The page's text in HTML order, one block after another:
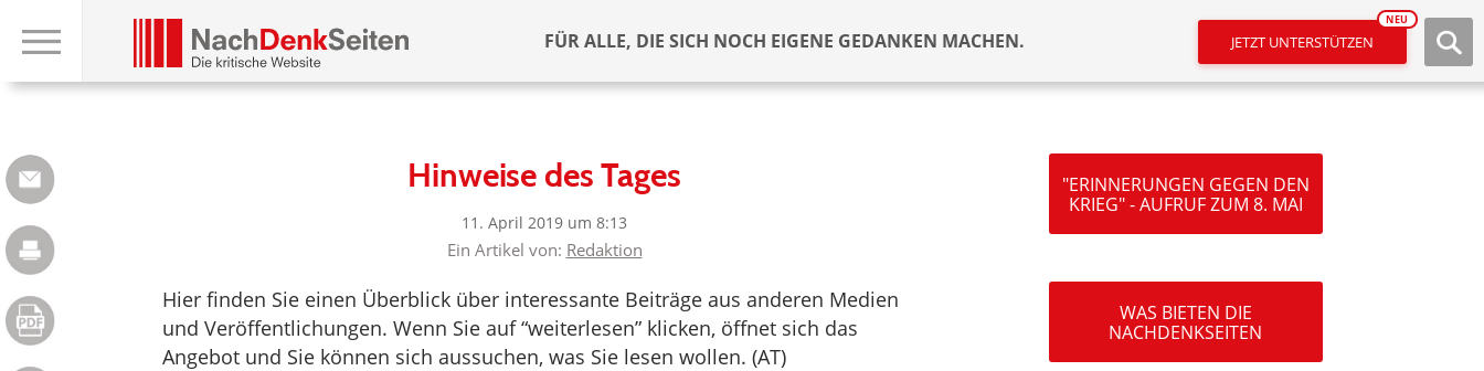
FÜR ALLE, DIE SICH NOCH EIGENE GEDANKEN MACHEN. JETZT UNTERSTÜTZEN
NEU
Hinweise des Tages
11. April 2019 um 8:13
Ein Artikel von: Redaktion
Hier finden Sie einen Überblick über interessante Beiträge aus anderen Medien
und Veröffentlichungen. Wenn Sie auf “weiterlesen” klicken, öffnet sich das
Angebot und Sie können sich aussuchen, was Sie lesen wollen. (AT)
"ERINNERUNGEN GEGEN DEN
KRIEG" - AUFRUF ZUM 8. MAI
WAS BIETEN DIE
NACHDENKSEITEN